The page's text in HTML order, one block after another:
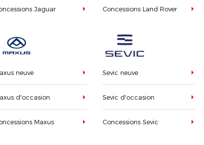
Jaguar Concessions Land Rover
neuve
d'occasion
Maxus
Sevic neuve
Sevic d'occasion
Concessions Sevic